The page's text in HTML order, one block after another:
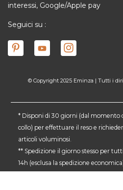
interessi, Google/Apple pay
Seguici su :
© Copyright 2025 Eminza | Tutti i
* Disponi di 30 giorni (dal momento
collo) per effettuare il reso e
articoli voluminosi.
** Spedizione il giorno stesso per
14h (esclusa la spedizione